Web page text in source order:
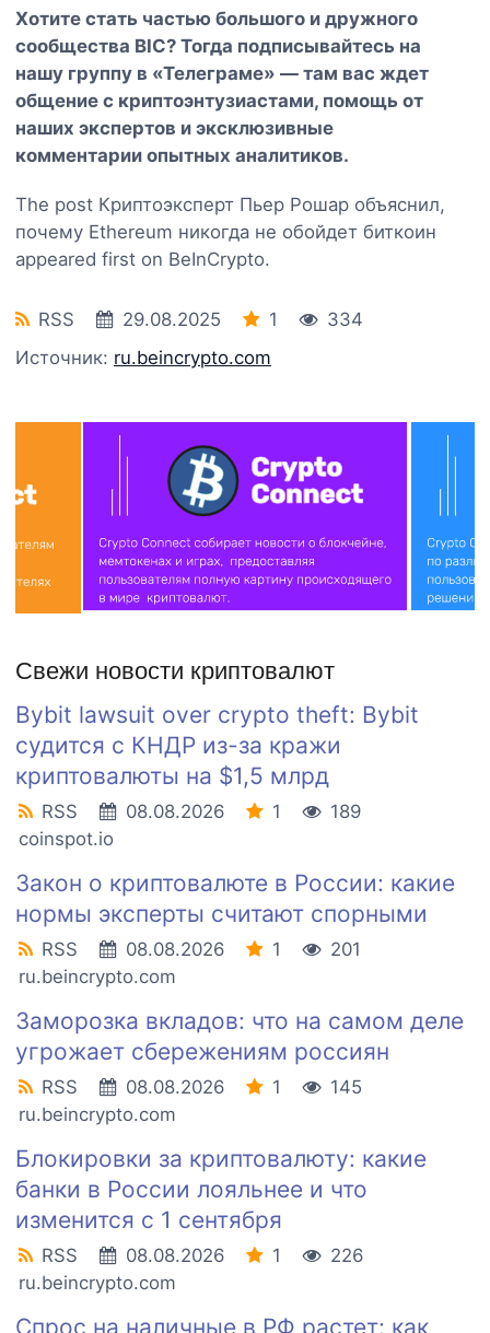
Хотите стать частью большого и дружного
сообщества BIC? Тогда подписывайтесь на
нашу группу в «Телеграме» — там вас ждет
общение с криптоэнтузиастами, помощь от
наших экспертов и эксклюзивные
комментарии опытных аналитиков.
The post Криптоэксперт Пьер Рошар объяснил,
почему Ethereum никогда не обойдет биткоин
appeared first on BeInCrypto.
RSS 29.08.2025 1
334
Источник: ru.beincrypto.com
Свежи новости криптовалют
Bybit lawsuit over crypto theft: Bybit
судится с КНДР из-за кражи
криптовалюты на $1,5 млрд
RSS 08.08.2026 1
189
coinspot.io
Закон о криптовалюте в России: какие
нормы эксперты считают спорными
RSS 08.08.2026 1
201
ru.beincrypto.com
Заморозка вкладов: что на самом деле
угрожает сбережениям россиян
RSS 08.08.2026 1
145
ru.beincrypto.com
Блокировки за криптовалюту: какие
банки в России лояльнее и что
изменится с 1 сентября
RSS 08.08.2026 1
226
ru.beincrypto.com
Спрос на наличные в РФ растет: как